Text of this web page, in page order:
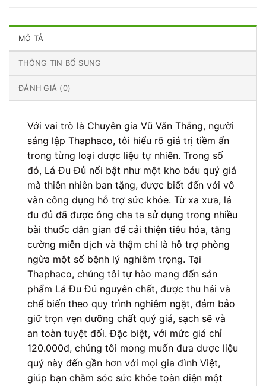
MÔ TẢ
THÔNG TIN BỔ SUNG
ĐÁNH GIÁ (0)
Với vai trò là Chuyên gia Vũ Văn Thắng, người
sáng lập Thaphaco, tôi hiểu rõ giá trị tiềm ẩn
trong từng loại dược liệu tự nhiên. Trong số
đó, Lá Đu Đủ nổi bật như một kho báu quý giá
mà thiên nhiên ban tặng, được biết đến với vô
vàn công dụng hỗ trợ sức khỏe. Từ xa xưa, lá
đu đủ đã được ông cha ta sử dụng trong nhiều
bài thuốc dân gian để cải thiện tiêu hóa, tăng
cường miễn dịch và thậm chí là hỗ trợ phòng
ngừa một số bệnh lý nghiêm trọng. Tại
Thaphaco, chúng tôi tự hào mang đến sản
phẩm Lá Đu Đủ nguyên chất, được thu hái và
chế biến theo quy trình nghiêm ngặt, đảm bảo
giữ trọn vẹn dưỡng chất quý giá, sạch sẽ và
an toàn tuyệt đối. Đặc biệt, với mức giá chỉ
120.000đ, chúng tôi mong muốn đưa dược liệu
quý này đến gần hơn với mọi gia đình Việt,
giúp bạn chăm sóc sức khỏe toàn diện một